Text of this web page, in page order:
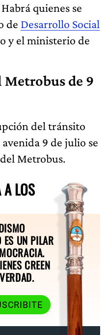
quienes se
de Desarrollo Social
y el ministerio de
Metrobus de 9
del tránsito
9 de julio se
Metrobus.
A LOS
ES UN PILAR
CREEN